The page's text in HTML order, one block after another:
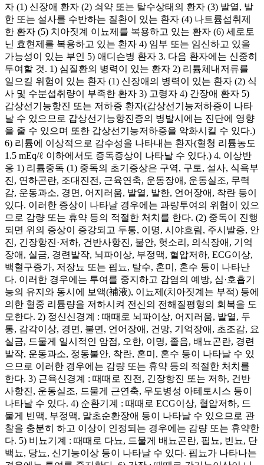
자 (1) 신장애 환자 (2) 쇠약 또는 탈수상태의 환자 (3) 발열, 발
한 또는 설사를 수반하는 질환이 있는 환자 (4) 나트륨섭취제
한 환자 (5) 치아짓계 이뇨제를 복용하고 있는 환자 (6) 세로토
닌 효현제를 복용하고 있는 환자 4) 임부 또는 임신하고 있을
가능성이 있는 부인 5) 애디슨병 환자 3. 다음 환자에는 신중히
투여할 것. 1) 심질환의 병력이 있는 환자 2) 리튬체내저류를
일으킬 위험이 있는 환자 (1) 신장애의 병력이 있는 환자 (2) 식
사 및 수분섭취량이 부족한 환자 3) 고령자 4) 간장애 환자 5)
갑상선기능항진 또는 저하증 환자(갑상선기능저하증이 나타
날 수 있으므로 갑상선기능항진증의 병발시에는 진단에 영향
을 줄 수 있으며 또한 갑상선기능저하증을 악화시킬 수 있다.)
6) 리튬에 이상적으로 감수성을 나타내는 환자(혈청 리튬농도
1.5 mEq/ℓ 이하에서도 증독증상이 나타날 수 있다.) 4. 이상반
응 1) 리튬중독 (1) 중독의 초기증상은 구역, 구토, 설사, 식욕부
진, 연하곤란, 조대진전, 근육연축, 운동장애, 운동실조, 무력
감, 운동과소, 경면, 어지러움, 발열, 발한, 언어장애, 착란 등이
있다. 이러한 증상이 나타날 경우에는 과량투여의 위험이 있으
므로 감량 또는 휴약 등의 적절한 처치를 한다. (2) 중독이 진행
되면 위의 증상이 증강되고 두통, 이명, 시야흐림, 주시발증, 안
진, 긴장항진·저하, 건반사항진, 불안, 헛소리, 의식장애, 기억
장애, 실금, 경련발작, 뇌파이상, 부정맥, 혈압저하, ECG이상,
백혈구증가, 저장뇨 또는 핍뇨, 탈수, 혼미, 혼수 등이 나타난
다. 이러한 경우에는 투여를 중지하고 감염의 예방, 심·호흡기
능의 유지와 동시에 보액(補液), 이뇨제(치아짓계는 부적) 등에
의한 혈중 리튬량을 저하시켜 전신의 전해질평형의 회복을 도
모한다. 2) 정신신경계 : 때때로 뇌파이상, 어지러움, 발열, 두
통, 감각이상, 경면, 불면, 언어장애, 건망, 기억장애, 초조감, 요
실금, 드물게 일시적인 암점, 오한, 이명, 졸음, 배뇨곤란, 경련
발작, 운동과소, 정동불안, 착란, 혼미, 혼수 등이 나타날 수 있
으므로 이러한 경우에는 감량 또는 휴약 등의 적절한 처치를
한다. 3) 근육신경계 : 때때로 진전, 긴장항진 또는 저하, 건반
사항진, 운동실조, 드물게 근연축, 무도병성 아테토시스 등이
나타날 수 있다. 4) 순환기계 : 때때로 ECG이상, 혈압저하, 드
물게 빈맥, 부정맥, 말초순환장애 등이 나타날 수 있으므로 관
찰을 충분히 하고 이상이 인정되는 경우에는 감량 또는 휴약한
다. 5) 비뇨기계 : 때때로 다뇨, 드물게 배뇨곤란, 핍뇨, 빈뇨, 단
백뇨, 당뇨, 신기능이상 등이 나타날 수 있다. 핍뇨가 나타나는